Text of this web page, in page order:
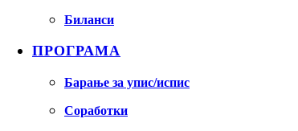
Биланси
ПРОГРАМА
Барање за упис/испис
Соработки